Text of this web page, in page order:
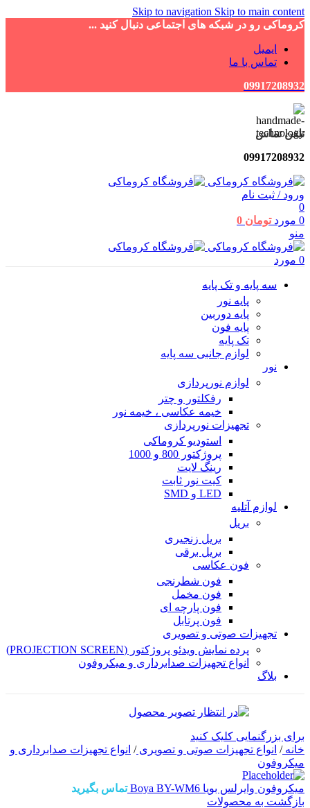
Skip to navigation Skip to main content
کروماکی رو در شبکه های اجتماعی دنبال کنید ...
ایمیل
تماس با ما
09917208932
تلفن تماس
09917208932
ورود / ثبت نام
0
0 مورد تومان
منو
0 مورد
سه پایه و تک پایه
پایه نور
پایه دوربین
پایه فون
تک پایه
لوازم جانبی سه پایه
نور
لوازم نورپردازی
رفکلتور و چتر
خیمه عکاسی ، خیمه نور
تجهیزات نورپردازی
استودیو کروماکی
پروژکتور 800 و 1000
رینگ لایت
کیت نور ثابت
LED و SMD
لوازم آتلیه
بریل
بریل زنجیری
بریل برقی
فون عکاسی
فون شطرنجی
فون مخمل
فون پارچه ای
فون پرتابل
تجهیزات صوتی و تصویری
پرده نمایش ویدئو پروژکتور (PROJECTION SCREEN)
انواع تجهیزات صدابرداری و میکروفون
بلاگ
برای بزرگنمایی کلیک کنید
خانه/ انواع تجهیزات صوتی و تصویری/ انواع تجهیزات صدابرداری و
میکروفون
میکروفون وایرلس بویا Boya BY-WM6
تماس بگیرید
بازگشت به محصولات